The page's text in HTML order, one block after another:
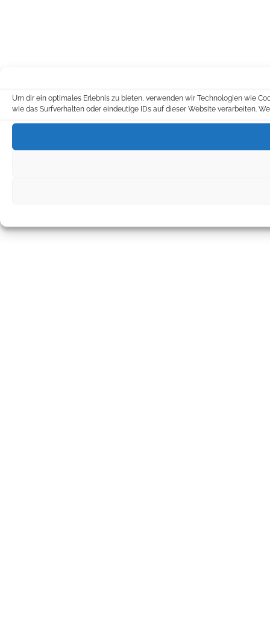
Um dir ein optimales Erlebnis zu bieten, verwenden wir Technologien wie
wie das Surfverhalten oder eindeutige IDs auf dieser Website verarbeiten.